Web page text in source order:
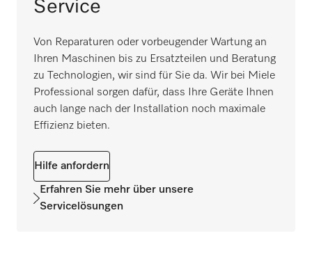
Service
Von Reparaturen oder vorbeugender Wartung an
Ihren Maschinen bis zu Ersatzteilen und Beratung
zu Technologien, wir sind für Sie da. Wir bei Miele
Professional sorgen dafür, dass Ihre Geräte Ihnen
auch lange nach der Installation noch maximale
Effizienz bieten.
Hilfe anfordern
Erfahren Sie mehr über unsere
Servicelösungen